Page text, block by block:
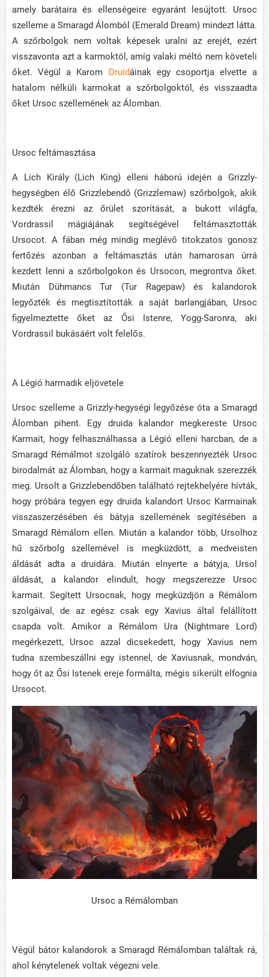
amely barátaira és ellenségeire egyaránt lesújtott. Ursoc
szelleme a Smaragd Álomból (Emerald Dream) mindezt látta.
A szőrbolgok nem voltak képesek uralni az erejét, ezért
visszavonta azt a karmoktól, amíg valaki méltó nem követeli
őket. Végül a Karom Druidáinak egy csoportja elvette a
hatalom nélküli karmokat a szőrbolgoktól, és visszaadta
őket Ursoc szellemének az Álomban.
Ursoc feltámasztása
A Lich Király (Lich King) elleni háború idején a Grizzly-
hegységben élő Grizzlebendő (Grizzlemaw) szőrbolgok, akik
kezdték érezni az őrület szorítását, a bukott világfa,
Vordrassil mágiájának segítségével feltámasztották
Ursocot. A fában még mindig meglévő titokzatos gonosz
fertőzés azonban a feltámasztás után hamarosan úrrá
kezdett lenni a szőrbolgokon és Ursocon, megrontva őket.
Miután Dühmancs Tur (Tur Ragepaw) és kalandorok
legyőzték és megtisztították a saját barlangjában, Ursoc
figyelmeztette őket az Ősi Istenre, Yogg-Saronra, aki
Vordrassil bukásáért volt felelős.
A Légió harmadik eljövetele
Ursoc szelleme a Grizzly-hegységi legyőzése óta a Smaragd
Álomban pihent. Egy druida kalandor megkereste Ursoc
Karmait, hogy felhasználhassa a Légió elleni harcban, de a
Smaragd Rémálmot szolgáló szatírok beszennyezték Ursoc
birodalmát az Álomban, hogy a karmait maguknak szerezzék
meg. Ursolt a Grizzlebendőben található rejtekhelyére hívták,
hogy próbára tegyen egy druida kalandort Ursoc Karmainak
visszaszerzésében és bátyja szellemének segítésében a
Smaragd Rémálom ellen. Miután a kalandor több, Ursolhoz
hű szőrbolg szellemével is megküzdött, a medveisten
áldását adta a druidára. Miután elnyerte a bátyja, Ursol
áldását, a kalandor elindult, hogy megszerezze Ursoc
karmait. Segített Ursocnak, hogy megküzdjön a Rémálom
szolgáival, de az egész csak egy Xavius által felállított
csapda volt. Amikor a Rémálom Ura (Nightmare Lord)
megérkezett, Ursoc azzal dicsekedett, hogy Xavius nem
tudna szembeszállni egy istennel, de Xaviusnak, mondván,
hogy őt az Ősi Istenek ereje formálta, mégis sikerült elfognia
Ursocot.
Ursoc a Rémálomban
Végül bátor kalandorok a Smaragd Rémálomban találtak rá,
ahol kénytelenek voltak végezni vele.